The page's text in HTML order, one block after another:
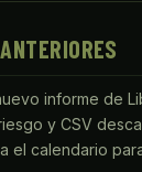
informe de
y CSV
el calendario